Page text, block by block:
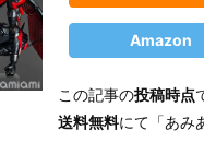
Amazon
この記事の投稿時点
送料無料にて「あみ